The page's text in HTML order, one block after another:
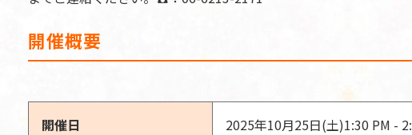
開催概要
開催日 2025年10月25日(土)1:30 PM -